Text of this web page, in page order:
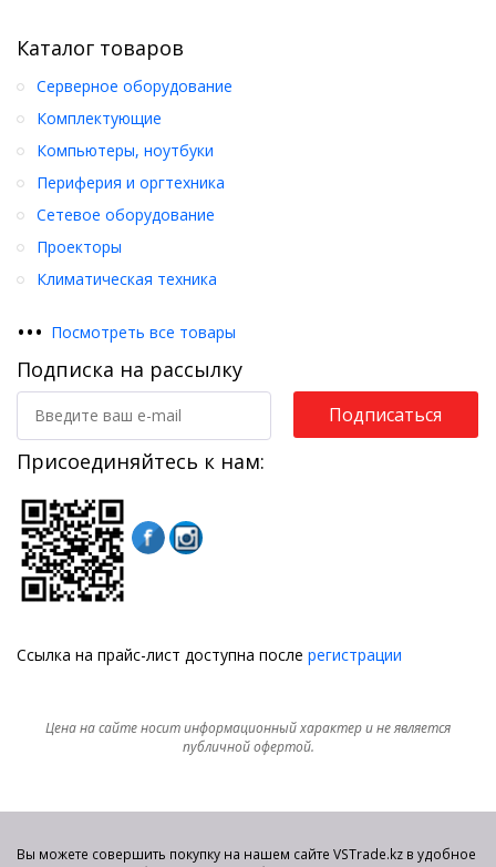
Каталог товаров
Серверное оборудование
Комплектующие
Компьютеры, ноутбуки
Периферия и оргтехника
Сетевое оборудование
Проекторы
Климатическая техника
••• Посмотреть все товары
Подписка на рассылку
Подписаться
Присоединяйтесь к нам:
Ссылка на прайс-лист доступна после регистрации
Цена на сайте носит информационный характер и не является
публичной офертой.
Вы можете совершить покупку на нашем сайте VSTrade.kz в удобное